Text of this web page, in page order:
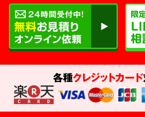
各種クレジットカード